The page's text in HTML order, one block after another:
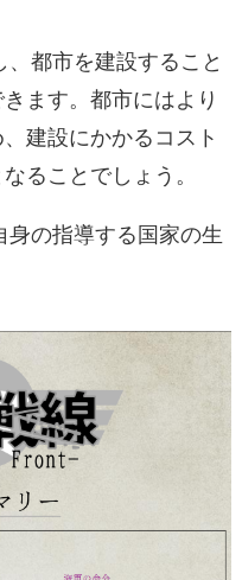
都市を建設すること
ます。都市にはより
建設にかかるコスト
ることでしょう。
身の指導する国家の生